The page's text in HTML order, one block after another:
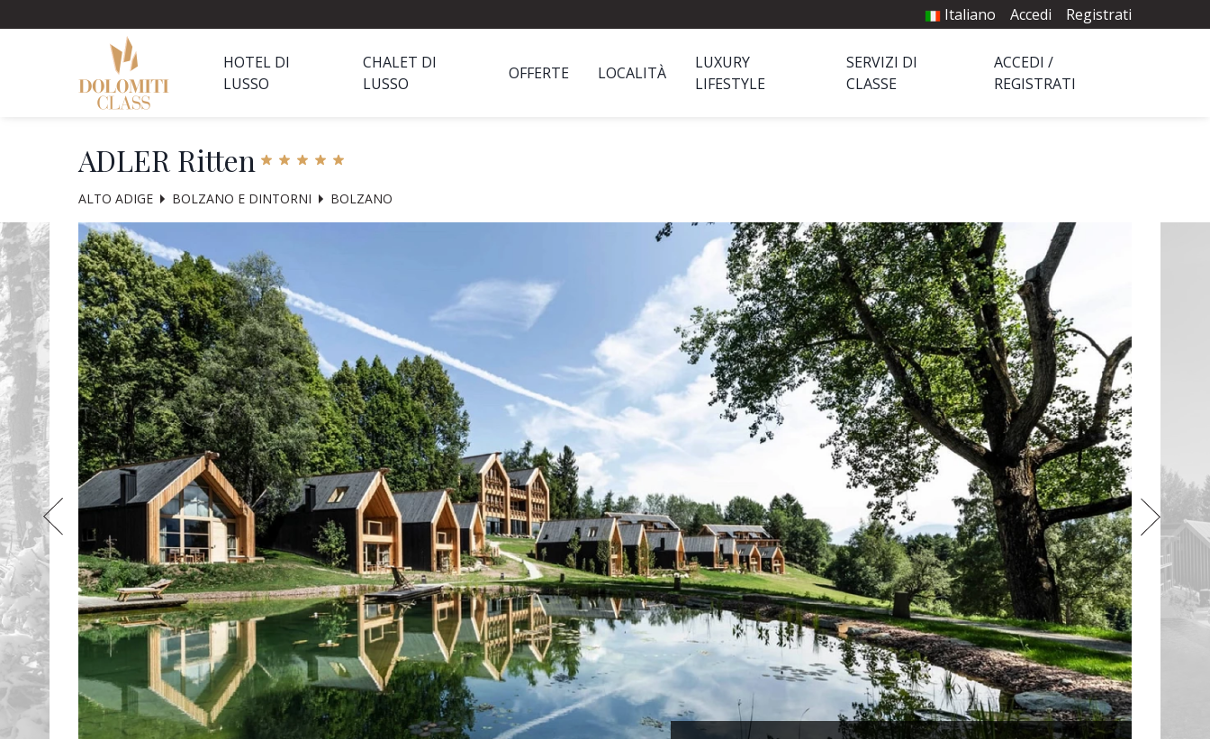
Italiano Accedi Registrati
HOTEL DI
LUSSO
CHALET DI
LUSSO
OFFERTE LOCALITÀ
LUXURY
LIFESTYLE
SERVIZI DI
CLASSE
ACCEDI /
REGISTRATI
ADLER Ritten
ALTO ADIGE BOLZANO E DINTORNI BOLZANO